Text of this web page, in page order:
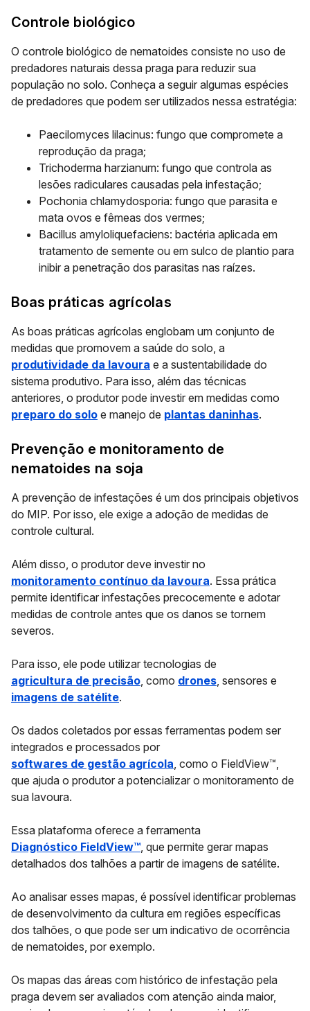
Controle biológico
O controle biológico de nematoides consiste no uso de
predadores naturais dessa praga para reduzir sua
população no solo. Conheça a seguir algumas espécies
de predadores que podem ser utilizados nessa estratégia:
Paecilomyces lilacinus: fungo que compromete a
reprodução da praga;
Trichoderma harzianum: fungo que controla as
lesões radiculares causadas pela infestação;
Pochonia chlamydosporia: fungo que parasita e
mata ovos e fêmeas dos vermes;
Bacillus amyloliquefaciens: bactéria aplicada em
tratamento de semente ou em sulco de plantio para
inibir a penetração dos parasitas nas raízes.
Boas práticas agrícolas
As boas práticas agrícolas englobam um conjunto de
medidas que promovem a saúde do solo, a
produtividade da lavoura e a sustentabilidade do
sistema produtivo. Para isso, além das técnicas
anteriores, o produtor pode investir em medidas como
preparo do solo e manejo de plantas daninhas.
Prevenção e monitoramento de
nematoides na soja
A prevenção de infestações é um dos principais objetivos
do MIP. Por isso, ele exige a adoção de medidas de
controle cultural.
Além disso, o produtor deve investir no
monitoramento contínuo da lavoura. Essa prática
permite identificar infestações precocemente e adotar
medidas de controle antes que os danos se tornem
severos.
Para isso, ele pode utilizar tecnologias de
agricultura de precisão , como drones , sensores e
imagens de satélite.
Os dados coletados por essas ferramentas podem ser
integrados e processados por
softwares de gestão agrícola , como o FieldView™
que ajuda o produtor a potencializar o monitoramento de
sua lavoura.
Essa plataforma oferece a ferramenta
Diagnóstico FieldView™ , que permite gerar mapas
detalhados dos talhões a partir de imagens de satélite.
Ao analisar esses mapas, é possível identificar problemas
de desenvolvimento da cultura em regiões específicas
dos talhões, o que pode ser um indicativo de ocorrência
de nematoides, por exemplo.
Os mapas das áreas com histórico de infestação pela
praga devem ser avaliados com atenção ainda maior,